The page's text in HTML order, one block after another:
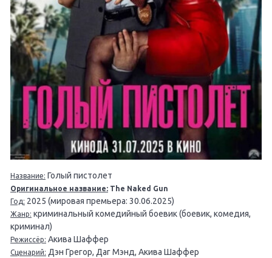
Название: Голый пистолет
Оригинальное название: The Naked Gun
Год: 2025 (мировая премьера: 30.06.2025)
Жанр: криминальный комедийный боевик (боевик, комедия,
криминал)
Режиссёр: Акива Шаффер
Сценарий: Дэн Грегор, Даг Мэнд, Акива Шаффер